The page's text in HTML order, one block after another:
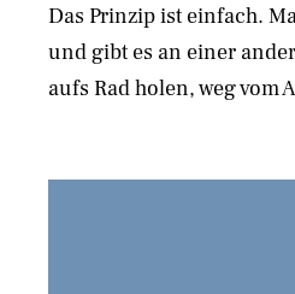
Das Prinzip ist einfach.
und gibt es an einer
aufs Rad holen, weg vom